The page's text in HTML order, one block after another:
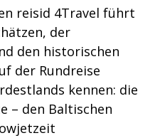
reisid 4Travel führt
der
den historischen
der Rundreise
kennen: die
– den Baltischen